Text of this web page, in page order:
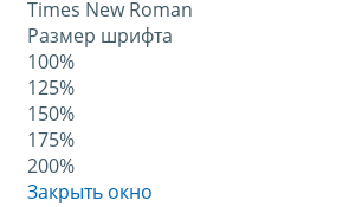
Times New Roman
Размер шрифта
100%
125%
150%
175%
200%
Закрыть окно